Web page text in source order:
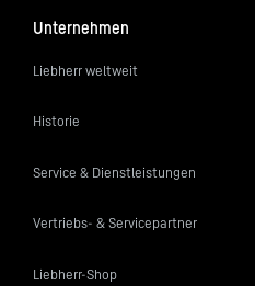
Unternehmen
Liebherr weltweit
Historie
Service & Dienstleistungen
Vertriebs- & Servicepartner
Liebherr-Shop